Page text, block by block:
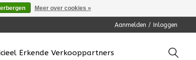
Aanmelden / Inloggen
Erkende Verkooppartners
Meer over cookies »